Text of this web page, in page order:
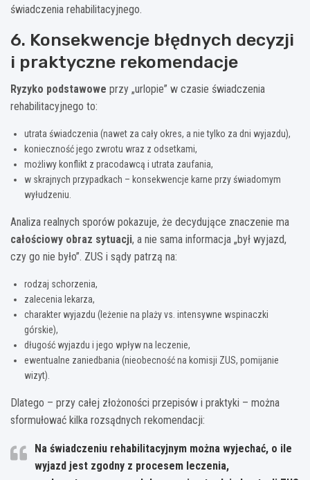
świadczenia rehabilitacyjnego.
6. Konsekwencje błędnych decyzji
i praktyczne rekomendacje
Ryzyko podstawowe przy „urlopie” w czasie świadczenia
rehabilitacyjnego to:
utrata świadczenia (nawet za cały okres, a nie tylko za dni wyjazdu),
konieczność jego zwrotu wraz z odsetkami,
możliwy konflikt z pracodawcą i utrata zaufania,
w skrajnych przypadkach – konsekwencje karne przy świadomym
wyłudzeniu.
Analiza realnych sporów pokazuje, że decydujące znaczenie ma
całościowy obraz sytuacji, a nie sama informacja „był wyjazd,
czy go nie było”. ZUS i sądy patrzą na:
rodzaj schorzenia,
zalecenia lekarza,
charakter wyjazdu (leżenie na plaży vs. intensywne wspinaczki
górskie),
długość wyjazdu i jego wpływ na leczenie,
ewentualne zaniedbania (nieobecność na komisji ZUS, pomijanie
wizyt).
Dlatego – przy całej złożoności przepisów i praktyki – można
sformułować kilka rozsądnych rekomendacji:
Na świadczeniu rehabilitacyjnym można wyjechać, o ile
wyjazd jest zgodny z procesem leczenia,